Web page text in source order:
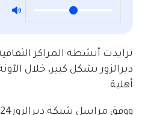
تزايدت أنشطة المراكز
ديرالزور بشكل كبير، خلال
أهلية.